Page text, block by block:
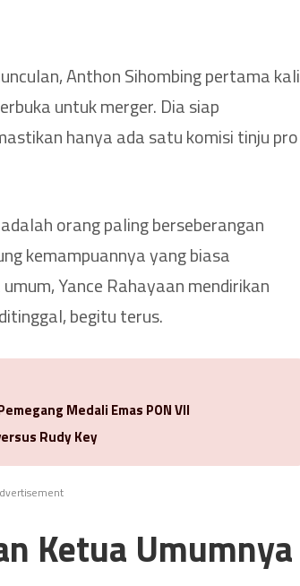
Anthon Sihombing pertama kali
untuk merger. Dia siap
hanya ada satu komisi tinju pro
orang paling berseberangan
kemampuannya yang biasa
Yance Rahayaan mendirikan
begitu terus.
Medali Emas PON VII
Rudy Key
Ketua Umumnya